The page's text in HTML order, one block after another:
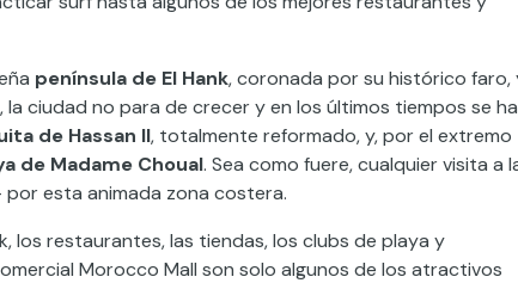
península de El Hank, coronada por su histórico faro,
la ciudad no para de crecer y en los últimos tiempos se ha
de Hassan II, totalmente reformado, y, por el extremo
de Madame Choual. Sea como fuere, cualquier visita a
esta animada zona costera.
los restaurantes, las tiendas, los clubs de playa y
Morocco Mall son solo algunos de los atractivos